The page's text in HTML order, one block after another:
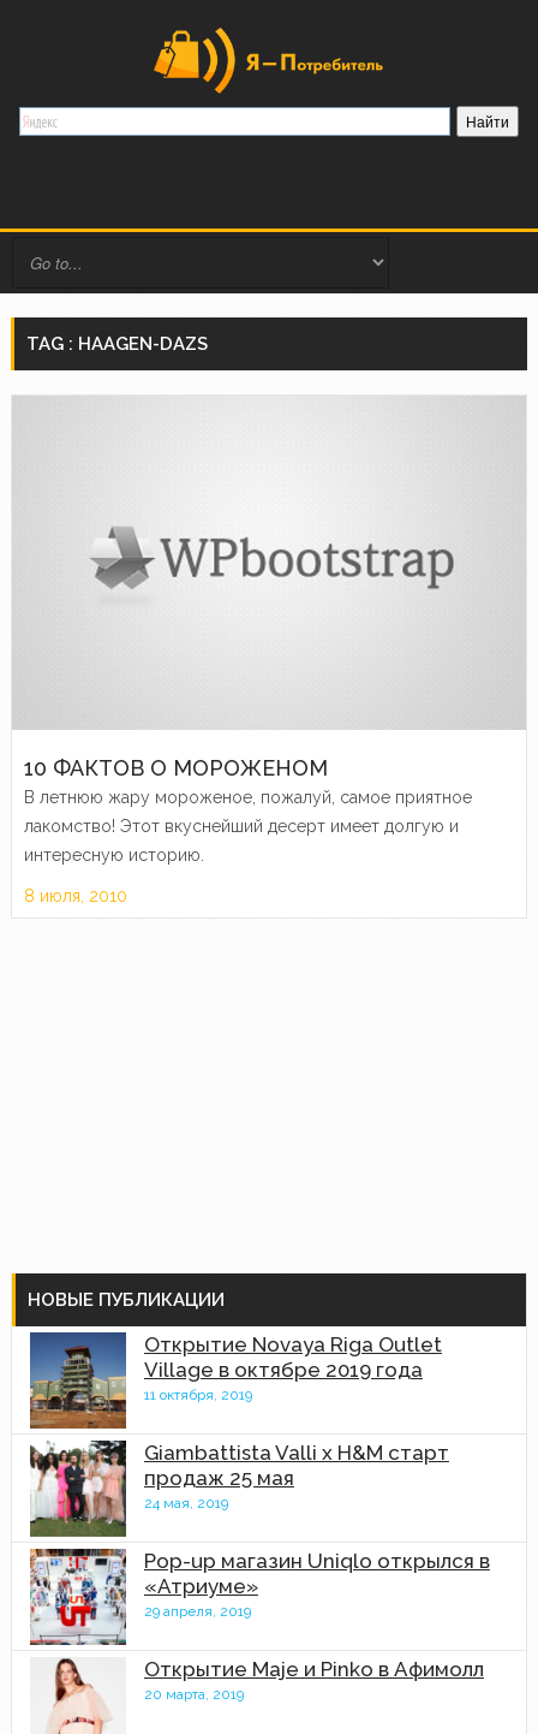
TAG : HAAGEN-DAZS
10 ФАКТОВ О МОРОЖЕНОМ
В летнюю жару мороженое, пожалуй, самое приятное
лакомство! Этот вкуснейший десерт имеет долгую и
интересную историю.
8 июля, 2010
НОВЫЕ ПУБЛИКАЦИИ
Открытие Novaya Riga Outlet
Village в октябре 2019 года
11 октября, 2019
Giambattista Valli x H&M старт
продаж 25 мая
24 мая, 2019
Pop-up магазин Uniqlo открылся в
«Атриуме»
29 апреля, 2019
Открытие Maje и Pinko в Афимолл
20 марта, 2019